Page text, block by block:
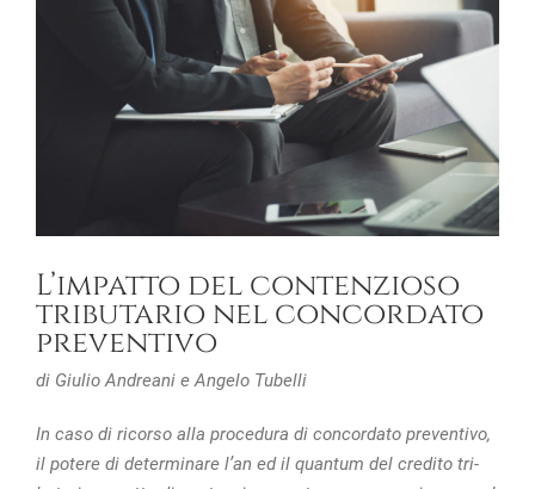
L’impatto del contenzioso
tributario nel concordato
preventivo
di Giulio Andreani e Angelo Tubelli
In caso di ricorso alla procedura di concordato preventivo,
il potere di determinare l’an ed il quantum del credito tri-